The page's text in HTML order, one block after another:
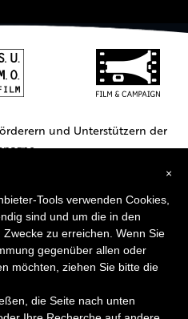
und Unterstützern der
×
Tools verwenden Cookies,
sind und um die in den
zu erreichen. Wenn Sie
gegenüber allen oder
möchten, ziehen Sie bitte die
die Seite nach unten